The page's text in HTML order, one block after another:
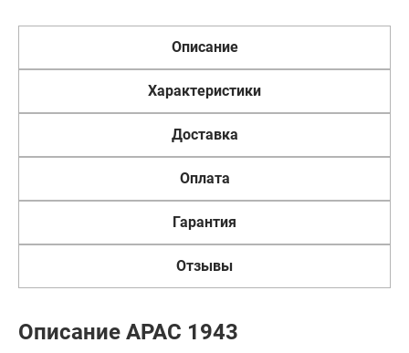
Описание
Характеристики
Доставка
Оплата
Гарантия
Отзывы
Описание APAC 1943